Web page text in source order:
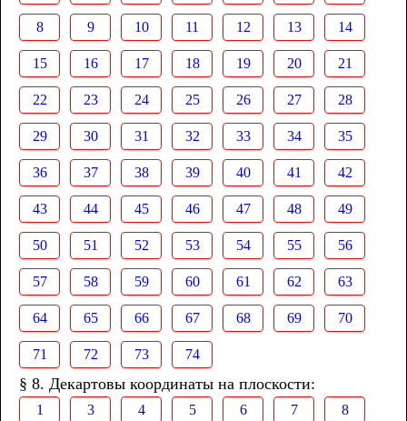
8 9 10 11 12 13 14
15 16 17 18 19 20 21
22 23 24 25 26 27 28
29 30 31 32 33 34 35
36 37 38 39 40 41 42
43 44 45 46 47 48 49
50 51 52 53 54 55 56
57 58 59 60 61 62 63
64 65 66 67 68 69 70
71 72 73 74
§ 8. Декартовы координаты на плоскости:
1 3 4 5 6 7 8